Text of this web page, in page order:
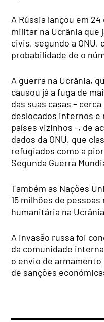
A Rússia lançou em
militar na Ucrânia que
civis, segundo a ONU,
probabilidade de o
A guerra na Ucrânia,
causou já a fuga de
das suas casas –
deslocados internos e
países vizinhos -, de
dados da ONU, que
refugiados como a
Segunda Guerra
Também as Nações
15 milhões de
humanitária na
A invasão russa foi
da comunidade
o envio de
de sanções